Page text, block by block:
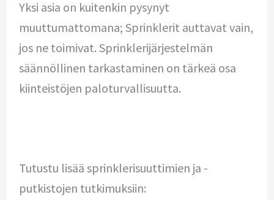
Yksi asia on kuitenkin pysynyt
muuttumattomana; Sprinklerit auttavat vain,
jos ne toimivat. Sprinklerijärjestelmän
säännöllinen tarkastaminen on tärkeä osa
kiinteistöjen paloturvallisuutta.
Tutustu lisää sprinklerisuuttimien ja -
putkistojen tutkimuksiin: